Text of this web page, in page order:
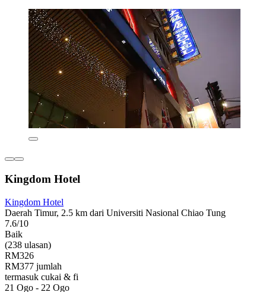
Kingdom Hotel
Kingdom Hotel
Daerah Timur, 2.5 km dari Universiti Nasional Chiao Tung
7.6/10
Baik
(238 ulasan)
RM326
RM377 jumlah
termasuk cukai & fi
21 Ogo - 22 Ogo